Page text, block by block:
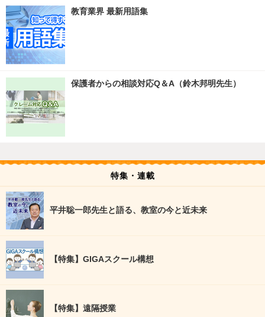
教育業界 最新用語集
保護者からの相談対応Q＆A（鈴木邦明先生）
特集・連載
平井聡一郎先生と語る、教室の今と近未来
【特集】GIGAスクール構想
【特集】遠隔授業